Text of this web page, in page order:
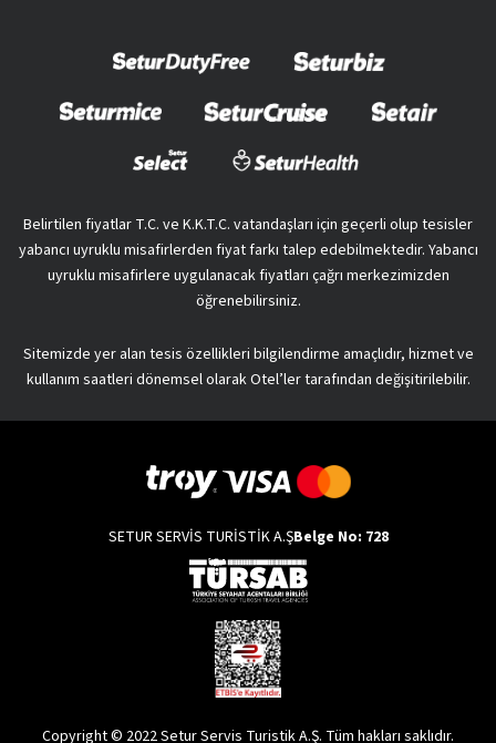
Belirtilen fiyatlar T.C. ve K.K.T.C. vatandaşları için geçerli olup tesisler
yabancı uyruklu misafirlerden fiyat farkı talep edebilmektedir. Yabancı
uyruklu misafirlere uygulanacak fiyatları çağrı merkezimizden
öğrenebilirsiniz.
Sitemizde yer alan tesis özellikleri bilgilendirme amaçlıdır, hizmet ve
kullanım saatleri dönemsel olarak Otel’ler tarafından değişitirilebilir.
SETUR SERVİS TURİSTİK A.ŞBelge No: 728
Copyright © 2022 Setur Servis Turistik A.Ş. Tüm hakları saklıdır.